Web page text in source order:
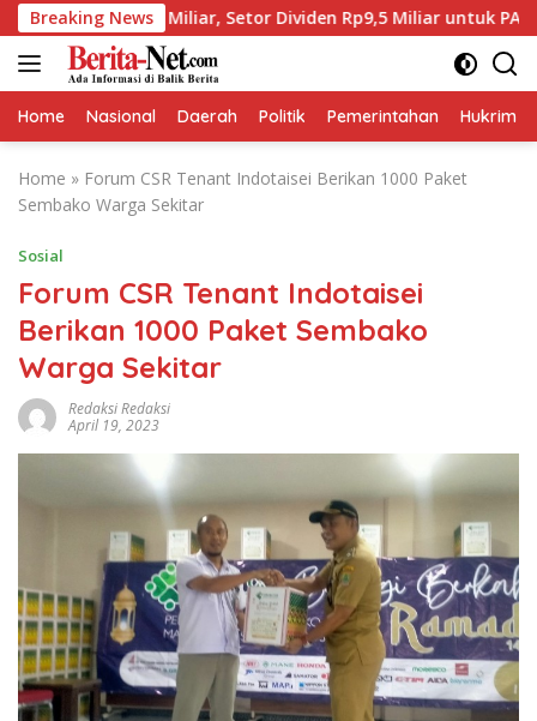
Skip
to
content
Breaking News
Miliar, Setor Dividen Rp9,5 Miliar untuk PAD
Home Nasional Daerah Politik Pemerintahan Hukrim
Home » Forum CSR Tenant Indotaisei Berikan 1000 Paket
Sembako Warga Sekitar
Sosial
Forum CSR Tenant Indotaisei
Berikan 1000 Paket Sembako
Warga Sekitar
Redaksi Redaksi
April 19, 2023